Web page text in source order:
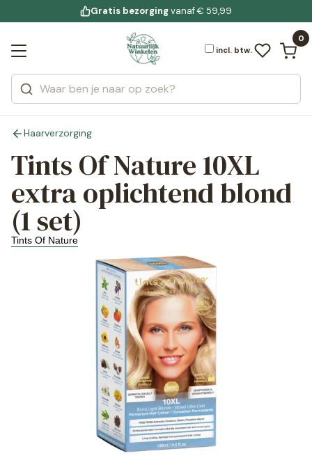
Jouw bewuste leefstijl
voor 19:00 uur besteld
Gratis bezorgingvanaf € 59,99
incl. btw.
0
Zoeken
Categorieën
Merken
Bekijk alle resultaten
Haarverzorging
Tints Of Nature 10XL
extra oplichtend blond
(1 set)
Tints Of Nature